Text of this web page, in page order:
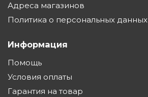
Адреса магазинов
Политика о персональных данных
Информация
Помощь
Условия оплаты
Гарантия на товар